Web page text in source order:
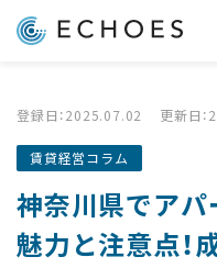
登録日：2025.07.02 更新日
賃貸経営コラム
神奈川県でア
魅力と注意点！